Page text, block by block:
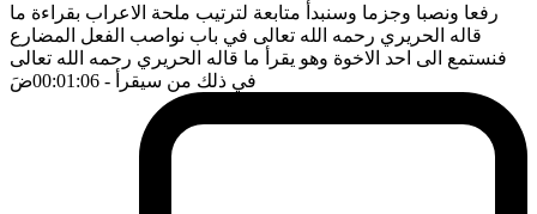
رفعا ونصبا وجزما وسنبدأ متابعة لترتيب ملحة الاعراب بقراءة ما
قاله الحريري رحمه الله تعالى في باب نواصب الفعل المضارع
فنستمع الى احد الاخوة وهو يقرأ ما قاله الحريري رحمه الله تعالى
في ذلك من سيقرأ - 00:01:06 ضَ